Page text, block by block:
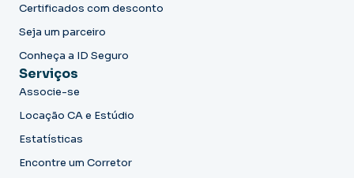
Certificados com desconto
Seja um parceiro
Conheça a ID Seguro
Serviços
Associe-se
Locação CA e Estúdio
Estatísticas
Encontre um Corretor